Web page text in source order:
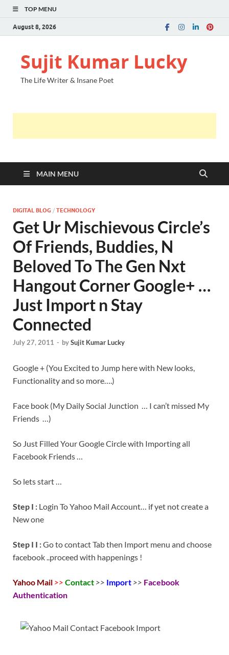
TOP MENU
August 8, 2026
Sujit Kumar Lucky
The Life Writer & Insane Poet
MAIN MENU
DIGITAL BLOG / TECHNOLOGY
Get Ur Mischievous Circle’s
Of Friends, Buddies, N
Beloved To The Gen Nxt
Hangout Corner Google+ …
Just Import n Stay
Connected
July 27, 2011 - bySujit Kumar Lucky
Google + (You Excited to Jump here with New looks,
Functionality and so more….)
Face book (My Daily Social Junction … I can’t missed My
Friends …)
So Just Filled Your Google Circle with Importing all
Facebook Friends …
So lets start …
Step I : Login To Yahoo Mail Account… if yet not create a
New one
Step I I :Go to contact Tab then Import menu and choose
facebook ..proceed with happenings !
Yahoo Mail >> Contact >> Import >> Facebook
Authentication